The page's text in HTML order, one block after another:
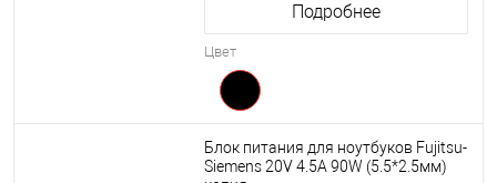
Подробнее
Цвет
Блок питания для ноутбуков Fujitsu-
Siemens 20V 4.5A 90W (5.5*2.5мм)